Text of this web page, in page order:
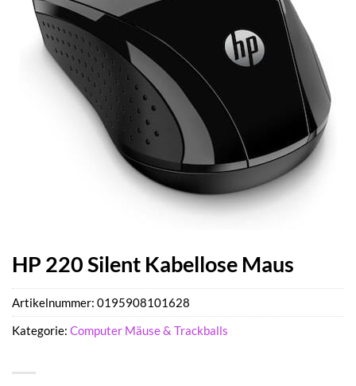
HP 220 Silent Kabellose Maus
Artikelnummer: 0195908101628
Kategorie: Computer Mäuse & Trackballs